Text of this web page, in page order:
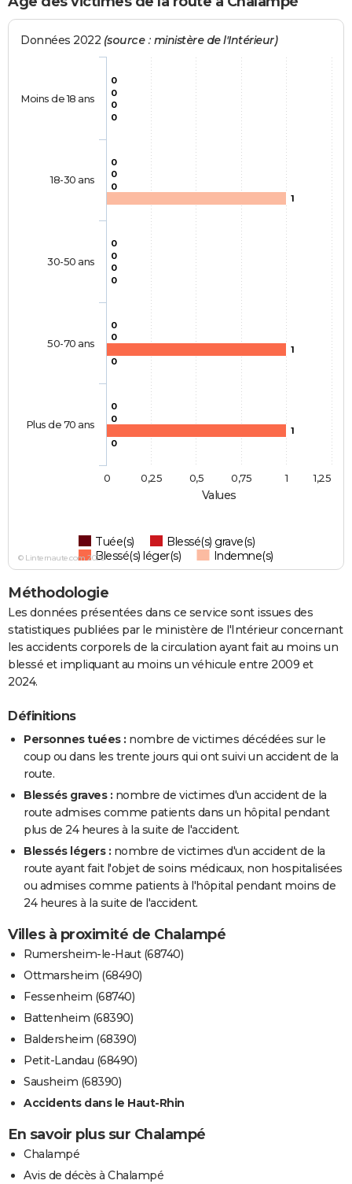
Values
Données 2022 (source : ministère de l'Intérieur)
0
0
0
0
0
0
0
0
0
0
0
0
0
1
1
0
1
0
0
0
Tuée(s)
Blessé(s) grave(s)
Blessé(s) léger(s)
Indemne(s)
Moins de 18 ans
18-30 ans
30-50 ans
50-70 ans
Plus de 70 ans
0 1
0,25 0,5 0,75 1,25
© Linternaute.com 2026
Méthodologie
Les données présentées dans ce service sont issues des
statistiques publiées par le ministère de l'Intérieur concernant
les accidents corporels de la circulation ayant fait au moins un
blessé et impliquant au moins un véhicule entre 2009 et
2024.
Définitions
Personnes tuées : nombre de victimes décédées sur le
coup ou dans les trente jours qui ont suivi un accident de la
route.
Blessés graves : nombre de victimes d'un accident de la
route admises comme patients dans un hôpital pendant
plus de 24 heures à la suite de l'accident.
Blessés légers : nombre de victimes d'un accident de la
route ayant fait l'objet de soins médicaux, non hospitalisées
ou admises comme patients à l'hôpital pendant moins de
24 heures à la suite de l'accident.
Villes à proximité de Chalampé
Rumersheim-le-Haut (68740)
Ottmarsheim (68490)
Fessenheim (68740)
Battenheim (68390)
Baldersheim (68390)
Petit-Landau (68490)
Sausheim (68390)
Accidents dans le Haut-Rhin
En savoir plus sur Chalampé
Chalampé
Avis de décès à Chalampé